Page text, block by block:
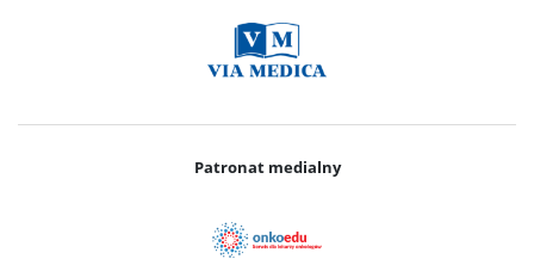
Patronat medialny